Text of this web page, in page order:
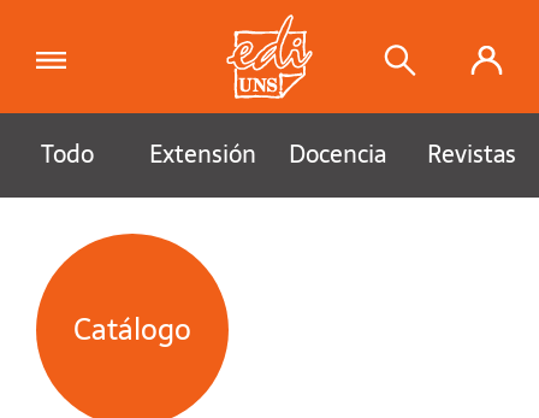
Todo Extensión Docencia Revistas
Catálogo